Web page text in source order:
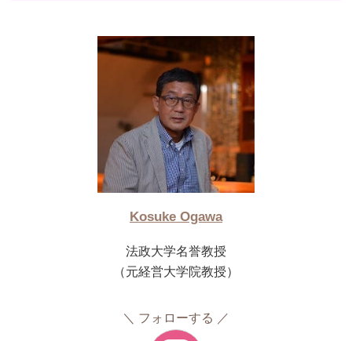
Kosuke Ogawa
法政大学名誉教授
（元経営大学院教授）
フォローする